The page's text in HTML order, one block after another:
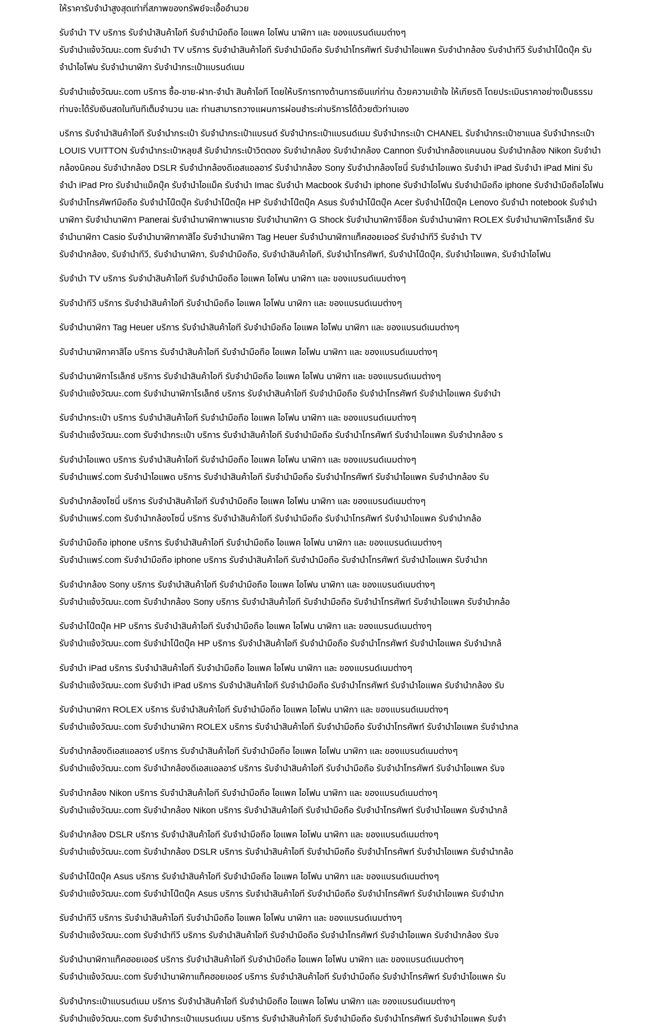
ให้ราคารับจำนำสูงสุดเท่าที่สภาพของทรัพย์จะเอื้ออำนวย
รับจำนำ TV บริการ รับจำนำสินค้าไอที รับจำนำมือถือ ไอแพค ไอโฟน นาฬิกา และ ของแบรนด์เนมต่างๆ
รับจํานําแจ้งวัฒนะ.com รับจำนำ TV บริการ รับจำนำสินค้าไอที รับจำนำมือถือ รับจำนำโทรศัพท์ รับจำนำไอแพค รับจำนำกล้อง รับจำนำทีวี รับจำนำโน๊ดบุ๊ค รับ
จำนำไอโฟน รับจำนำนาฬิกา รับจำนำกระเป๋าแบรนด์เนม
รับจํานําแจ้งวัฒนะ.com บริการ ซื้อ-ขาย-ฝาก-จำนำ สินค้าไอที โดยให้บริการทางด้านการเงินแก่ท่าน ด้วยความเข้าใจ ให้เกียรติ โดยประเมินราคาอย่างเป็นธรรม
ท่านจะได้รับเงินสดในทันทีเต็มจำนวน และ ท่านสามารถวางแผนการผ่อนชำระค่าบริการได้ด้วยตัวท่านเอง
บริการ รับจำนำสินค้าไอที รับจำนำกระเป๋า รับจำนำกระเป๋าแบรนด์ รับจำนำกระเป๋าแบรนด์เนม รับจำนำกระเป๋า CHANEL รับจำนำกระเป๋าชาแนล รับจำนำกระเป๋า
LOUIS VUITTON รับจำนำกระเป๋าหลุยส์ รับจำนำกระเป๋าวิตตอง รับจำนำกล้อง รับจำนำกล้อง Cannon รับจำนำกล้องแคนนอน รับจำนำกล้อง Nikon รับจำนำ
กล้องนิคอน รับจำนำกล้อง DSLR รับจำนำกล้องดีเอสแอลอาร์ รับจำนำกล้อง Sony รับจำนำกล้องโซนี่ รับจำนำไอแพด รับจำนำ iPad รับจำนำ iPad Mini รับ
จำนำ iPad Pro รับจำนำแม็คบุ๊ค รับจำนำไอแม็ค รับจำนำ Imac รับจำนำ Macbook รับจำนำ iphone รับจำนำไอโฟน รับจำนำมือถือ iphone รับจำนำมือถือไอโฟน
รับจำนำโทรศัพท์มือถือ รับจำนำโน๊ตบุ๊ค รับจำนำโน๊ตบุ๊ค HP รับจำนำโน๊ตบุ๊ค Asus รับจำนำโน๊ตบุ๊ค Acer รับจำนำโน๊ตบุ๊ค Lenovo รับจำนำ notebook รับจำนำ
นาฬิกา รับจำนำนาฬิกา Panerai รับจำนำนาฬิกาพาเนราย รับจำนำนาฬิกา G Shock รับจำนำนาฬิกาจีช็อค รับจำนำนาฬิกา ROLEX รับจำนำนาฬิกาโรเล็กซ์ รับ
จำนำนาฬิกา Casio รับจำนำนาฬิกาคาสิโอ รับจำนำนาฬิกา Tag Heuer รับจำนำนาฬิกาแท็คฮอยเออร์ รับจำนำทีวี รับจำนำ TV
รับจำนำกล้อง, รับจำนำทีวี, รับจำนำนาฬิกา, รับจำนำมือถือ, รับจำนำสินค้าไอที, รับจำนำโทรศัพท์, รับจำนำโน๊ดบุ๊ค, รับจำนำไอแพค, รับจำนำไอโฟน
รับจำนำ TV บริการ รับจำนำสินค้าไอที รับจำนำมือถือ ไอแพค ไอโฟน นาฬิกา และ ของแบรนด์เนมต่างๆ
รับจำนำทีวี บริการ รับจำนำสินค้าไอที รับจำนำมือถือ ไอแพค ไอโฟน นาฬิกา และ ของแบรนด์เนมต่างๆ
รับจำนำนาฬิกา Tag Heuer บริการ รับจำนำสินค้าไอที รับจำนำมือถือ ไอแพค ไอโฟน นาฬิกา และ ของแบรนด์เนมต่างๆ
รับจำนำนาฬิกาคาสิโอ บริการ รับจำนำสินค้าไอที รับจำนำมือถือ ไอแพค ไอโฟน นาฬิกา และ ของแบรนด์เนมต่างๆ
รับจำนำนาฬิกาโรเล็กซ์ บริการ รับจำนำสินค้าไอที รับจำนำมือถือ ไอแพค ไอโฟน นาฬิกา และ ของแบรนด์เนมต่างๆ
รับจํานําแจ้งวัฒนะ.com รับจำนำนาฬิกาโรเล็กซ์ บริการ รับจำนำสินค้าไอที รับจำนำมือถือ รับจำนำโทรศัพท์ รับจำนำไอแพค รับจำนำ
รับจำนำกระเป๋า บริการ รับจำนำสินค้าไอที รับจำนำมือถือ ไอแพค ไอโฟน นาฬิกา และ ของแบรนด์เนมต่างๆ
รับจํานําแจ้งวัฒนะ.com รับจำนำกระเป๋า บริการ รับจำนำสินค้าไอที รับจำนำมือถือ รับจำนำโทรศัพท์ รับจำนำไอแพค รับจำนำกล้อง ร
รับจำนำไอแพด บริการ รับจำนำสินค้าไอที รับจำนำมือถือ ไอแพค ไอโฟน นาฬิกา และ ของแบรนด์เนมต่างๆ
รับจํานําแพร่.com รับจำนำไอแพด บริการ รับจำนำสินค้าไอที รับจำนำมือถือ รับจำนำโทรศัพท์ รับจำนำไอแพค รับจำนำกล้อง รับ
รับจำนำกล้องโซนี่ บริการ รับจำนำสินค้าไอที รับจำนำมือถือ ไอแพค ไอโฟน นาฬิกา และ ของแบรนด์เนมต่างๆ
รับจํานําแพร่.com รับจำนำกล้องโซนี่ บริการ รับจำนำสินค้าไอที รับจำนำมือถือ รับจำนำโทรศัพท์ รับจำนำไอแพค รับจำนำกล้อ
รับจำนำมือถือ iphone บริการ รับจำนำสินค้าไอที รับจำนำมือถือ ไอแพค ไอโฟน นาฬิกา และ ของแบรนด์เนมต่างๆ
รับจํานําแพร่.com รับจำนำมือถือ iphone บริการ รับจำนำสินค้าไอที รับจำนำมือถือ รับจำนำโทรศัพท์ รับจำนำไอแพค รับจำนำก
รับจำนำกล้อง Sony บริการ รับจำนำสินค้าไอที รับจำนำมือถือ ไอแพค ไอโฟน นาฬิกา และ ของแบรนด์เนมต่างๆ
รับจํานําแจ้งวัฒนะ.com รับจำนำกล้อง Sony บริการ รับจำนำสินค้าไอที รับจำนำมือถือ รับจำนำโทรศัพท์ รับจำนำไอแพค รับจำนำกล้อ
รับจำนำโน๊ตบุ๊ค HP บริการ รับจำนำสินค้าไอที รับจำนำมือถือ ไอแพค ไอโฟน นาฬิกา และ ของแบรนด์เนมต่างๆ
รับจํานําแจ้งวัฒนะ.com รับจำนำโน๊ตบุ๊ค HP บริการ รับจำนำสินค้าไอที รับจำนำมือถือ รับจำนำโทรศัพท์ รับจำนำไอแพค รับจำนำกล้
รับจำนำ iPad บริการ รับจำนำสินค้าไอที รับจำนำมือถือ ไอแพค ไอโฟน นาฬิกา และ ของแบรนด์เนมต่างๆ
รับจํานําแจ้งวัฒนะ.com รับจำนำ iPad บริการ รับจำนำสินค้าไอที รับจำนำมือถือ รับจำนำโทรศัพท์ รับจำนำไอแพค รับจำนำกล้อง รับ
รับจำนำนาฬิกา ROLEX บริการ รับจำนำสินค้าไอที รับจำนำมือถือ ไอแพค ไอโฟน นาฬิกา และ ของแบรนด์เนมต่างๆ
รับจํานําแจ้งวัฒนะ.com รับจำนำนาฬิกา ROLEX บริการ รับจำนำสินค้าไอที รับจำนำมือถือ รับจำนำโทรศัพท์ รับจำนำไอแพค รับจำนำกล
รับจำนำกล้องดีเอสแอลอาร์ บริการ รับจำนำสินค้าไอที รับจำนำมือถือ ไอแพค ไอโฟน นาฬิกา และ ของแบรนด์เนมต่างๆ
รับจํานําแจ้งวัฒนะ.com รับจำนำกล้องดีเอสแอลอาร์ บริการ รับจำนำสินค้าไอที รับจำนำมือถือ รับจำนำโทรศัพท์ รับจำนำไอแพค รับจ
รับจำนำกล้อง Nikon บริการ รับจำนำสินค้าไอที รับจำนำมือถือ ไอแพค ไอโฟน นาฬิกา และ ของแบรนด์เนมต่างๆ
รับจํานําแจ้งวัฒนะ.com รับจำนำกล้อง Nikon บริการ รับจำนำสินค้าไอที รับจำนำมือถือ รับจำนำโทรศัพท์ รับจำนำไอแพค รับจำนำกล้
รับจำนำกล้อง DSLR บริการ รับจำนำสินค้าไอที รับจำนำมือถือ ไอแพค ไอโฟน นาฬิกา และ ของแบรนด์เนมต่างๆ
รับจํานําแจ้งวัฒนะ.com รับจำนำกล้อง DSLR บริการ รับจำนำสินค้าไอที รับจำนำมือถือ รับจำนำโทรศัพท์ รับจำนำไอแพค รับจำนำกล้อ
รับจำนำโน๊ตบุ๊ค Asus บริการ รับจำนำสินค้าไอที รับจำนำมือถือ ไอแพค ไอโฟน นาฬิกา และ ของแบรนด์เนมต่างๆ
รับจํานําแจ้งวัฒนะ.com รับจำนำโน๊ตบุ๊ค Asus บริการ รับจำนำสินค้าไอที รับจำนำมือถือ รับจำนำโทรศัพท์ รับจำนำไอแพค รับจำนำก
รับจำนำทีวี บริการ รับจำนำสินค้าไอที รับจำนำมือถือ ไอแพค ไอโฟน นาฬิกา และ ของแบรนด์เนมต่างๆ
รับจํานําแจ้งวัฒนะ.com รับจำนำทีวี บริการ รับจำนำสินค้าไอที รับจำนำมือถือ รับจำนำโทรศัพท์ รับจำนำไอแพค รับจำนำกล้อง รับจ
รับจำนำนาฬิกาแท็คฮอยเออร์ บริการ รับจำนำสินค้าไอที รับจำนำมือถือ ไอแพค ไอโฟน นาฬิกา และ ของแบรนด์เนมต่างๆ
รับจํานําแจ้งวัฒนะ.com รับจำนำนาฬิกาแท็คฮอยเออร์ บริการ รับจำนำสินค้าไอที รับจำนำมือถือ รับจำนำโทรศัพท์ รับจำนำไอแพค รับ
รับจำนำกระเป๋าแบรนด์เนม บริการ รับจำนำสินค้าไอที รับจำนำมือถือ ไอแพค ไอโฟน นาฬิกา และ ของแบรนด์เนมต่างๆ
รับจํานําแจ้งวัฒนะ.com รับจำนำกระเป๋าแบรนด์เนม บริการ รับจำนำสินค้าไอที รับจำนำมือถือ รับจำนำโทรศัพท์ รับจำนำไอแพค รับจำ